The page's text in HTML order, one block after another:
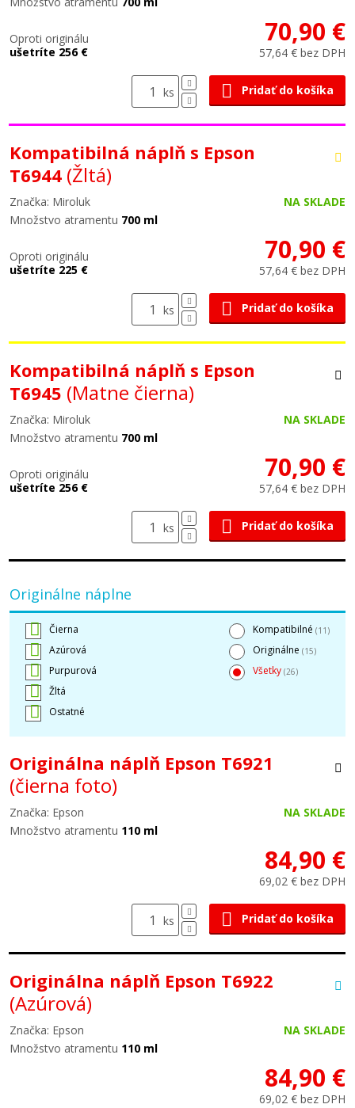
Oproti originálu
ušetríte 256 €
70,90 €
57,64 € bez DPH
ks Pridať do košíka
Kompatibilná náplň s Epson
T6944 (Žltá)
Značka: Miroluk
NA SKLADE
Množstvo atramentu 700 ml
Oproti originálu
ušetríte 225 €
70,90 €
57,64 € bez DPH
ks Pridať do košíka
Kompatibilná náplň s Epson
T6945 (Matne čierna)
Značka: Miroluk
NA SKLADE
Množstvo atramentu 700 ml
Oproti originálu
ušetríte 256 €
70,90 €
57,64 € bez DPH
ks Pridať do košíka
Originálne náplne
Čierna
Azúrová
Purpurová
Žltá
Ostatné
Kompatibilné (11)
Originálne (15)
Všetky (26)
Originálna náplň Epson T6921
(čierna foto)
Značka: Epson
NA SKLADE
Množstvo atramentu 110 ml
84,90 €
69,02 € bez DPH
ks Pridať do košíka
Originálna náplň Epson T6922
(Azúrová)
Značka: Epson
NA SKLADE
Množstvo atramentu 110 ml
84,90 €
69,02 € bez DPH